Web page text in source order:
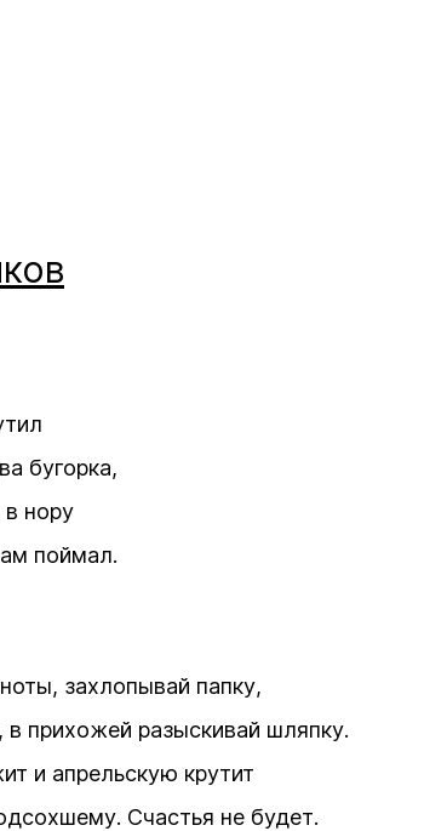
бугорка,
нору
поймал.
захлопывай папку,
в прихожей разыскивай шляпку.
и апрельскую крутит
Счастья не будет.